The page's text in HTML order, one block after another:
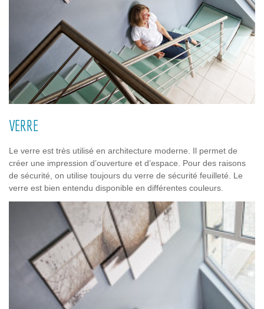
VERRE
Le verre est très utilisé en architecture moderne. Il permet de
créer une impression d’ouverture et d’espace. Pour des raisons
de sécurité, on utilise toujours du verre de sécurité feuilleté. Le
verre est bien entendu disponible en différentes couleurs.